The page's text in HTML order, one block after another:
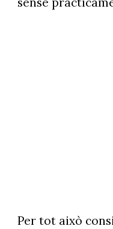
Per tot això